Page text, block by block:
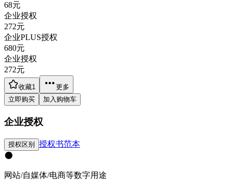
68元
企业授权
272元
企业PLUS授权
680元
企业授权
272元
收藏1
更多
立即购买
加入购物车
企业授权
授权区别 授权书范本
网站/自媒体/电商等数字用途